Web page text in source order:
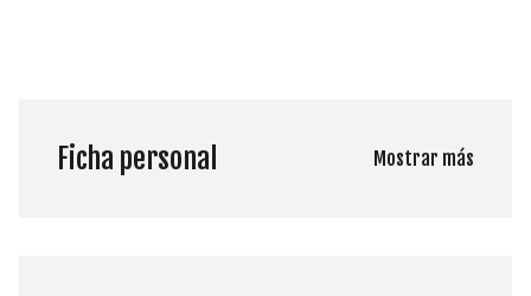
Ficha personal Mostrar más